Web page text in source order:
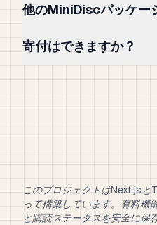
他のMiniDiscパッケー
寄付はできますか？
このプロジェクトはNext.js
って構築しています。有料機
と購読ステータスを安全に保